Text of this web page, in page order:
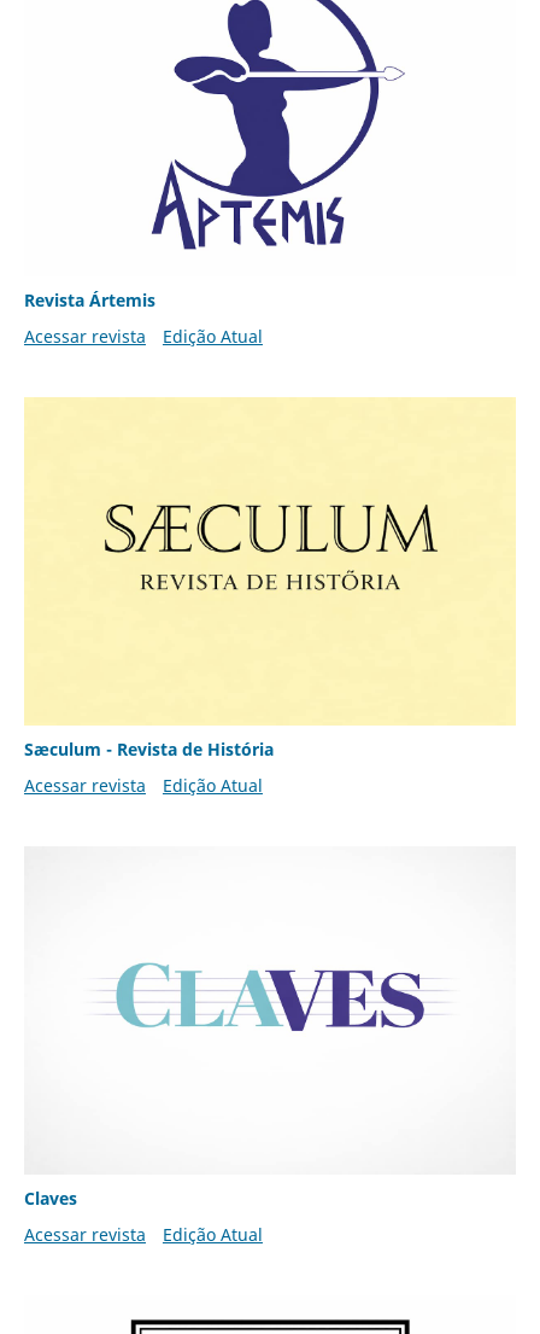
Revista Ártemis
Acessar revista
Edição Atual
Sæculum - Revista de História
Acessar revista
Edição Atual
Claves
Acessar revista
Edição Atual